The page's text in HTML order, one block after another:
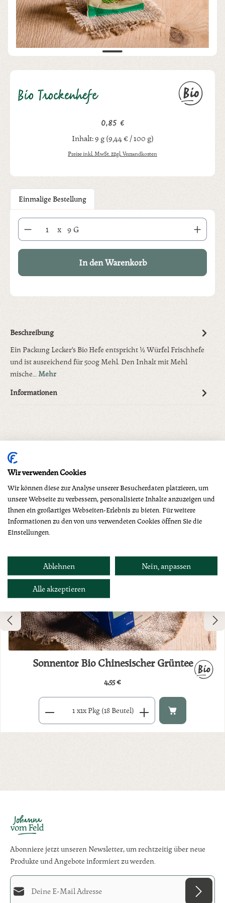
Wir verwenden Cookies
Wir können diese zur Analyse unserer Besucherdaten platzieren, um
unsere Webseite zu verbessern, personalisierte Inhalte anzuzeigen und
Ihnen ein großartiges Webseiten-Erlebnis zu bieten. Für weitere
Informationen zu den von uns verwendeten Cookies öffnen Sie die
Einstellungen.
Ablehnen Nein, anpassen
Alle akzeptieren
Bio Trockenhefe
Regulärer Preis:
0,85 €
Inhalt:9 g(9,44 € / 100 g)
Preise inkl. MwSt. zzgl. Versandkosten
Einmalige Bestellung
Produkt Anzahl: Gib den gewünschten Wert ein oder benutze die
x 9 G
In den Warenkorb
Beschreibung
Ein Packung Lecker’s Bio Hefe entspricht ½ Würfel Frischhefe
und ist ausreichend für 500g Mehl. Den Inhalt mit Mehl
mische…Mehr
Informationen
Produktgalerie überspringen
Dazu empfehlen wir
Sonnentor Bio Chinesischer Grüntee
Regulärer Preis:
4,55 €
Produkt Anzahl: Gib den gewünschten Wert ein oder benutze
x1x Pkg (18 Beutel)
Abonniere jetzt unseren Newsletter, um rechtzeitig über neue
Produkte und Angebote informiert zu werden.
E-Mail-Adresse*